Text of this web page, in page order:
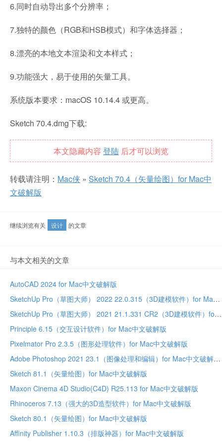
6.同时自动导出多个分辨率；
7.独特的颜色（RGB和HSB模式）和字体选择器；
8.漂亮的本地文本渲染和文本样式；
9.功能强大，易于使用的矢量工具。
系统版本要求：macOS 10.14.4 或更高。
Sketch 70.4.dmg下载:
本文隐藏内容 登陆 后才可以浏览
转载请注明： Mac侠 » Sketch 70.4（矢量绘图）for Mac中
文破解版
继续浏览有关 设计 的文章
与本文相关的文章
AutoCAD 2024 for Mac中文破解版
SketchUp Pro（草图大师） 2022 22.0.315（3D建模软件）for Mac中文破解版
SketchUp Pro（草图大师） 2021 21.1.331 CR2（3D建模软件）for Mac中文破解版
Principle 6.15（交互设计软件）for Mac中文破解版
Pixelmator Pro 2.3.5（图形处理软件）for Mac中文破解版
Adobe Photoshop 2021 23.1（图像处理和编辑）for Mac中文破解版
Sketch 81.1（矢量绘图）for Mac中文破解版
Maxon Cinema 4D Studio(C4D) R25.113 for Mac中文破解版
Rhinoceros 7.13（强大的3D造型软件）for Mac中文破解版
Sketch 80.1（矢量绘图）for Mac中文破解版
Affinity Publisher 1.10.3（排版神器）for Mac中文破解版